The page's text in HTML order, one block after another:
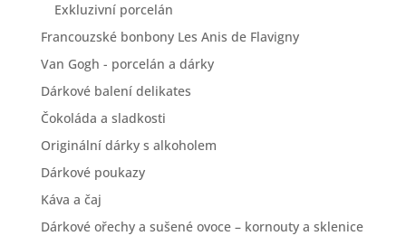
Exkluzivní porcelán
Francouzské bonbony Les Anis de Flavigny
Van Gogh - porcelán a dárky
Dárkové balení delikates
Čokoláda a sladkosti
Originální dárky s alkoholem
Dárkové poukazy
Káva a čaj
Dárkové ořechy a sušené ovoce – kornouty a sklenice